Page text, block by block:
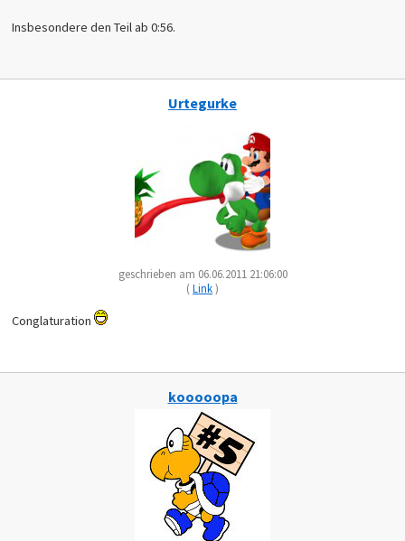
Insbesondere den Teil ab 0:56.
Urtegurke
geschrieben am 06.06.2011 21:06:00
(Link)
Conglaturation
kooooopa